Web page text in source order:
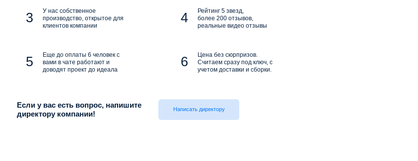
У нас собственное
производство, открытое для
клиентов компании
Рейтинг 5 звезд,
более 200 отзывов,
реальные видео отзывы
Еще до оплаты 6 человек с
вами в чате работают и
доводят проект до идеала
Цена без сюрпризов.
Считаем сразу под ключ, с
учетом доставки и сборки.
Если у вас есть вопрос, напишите
директору компании!
Написать директору